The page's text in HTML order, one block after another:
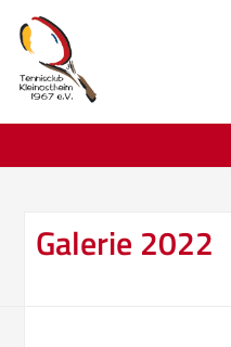
Galerie 2022